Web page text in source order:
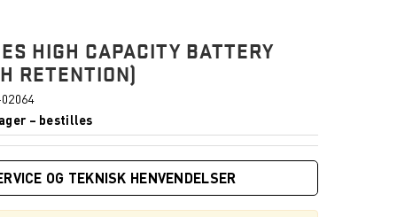
HIGH CAPACITY BATTERY
RETENTION)
– bestilles
OG TEKNISK HENVENDELSER